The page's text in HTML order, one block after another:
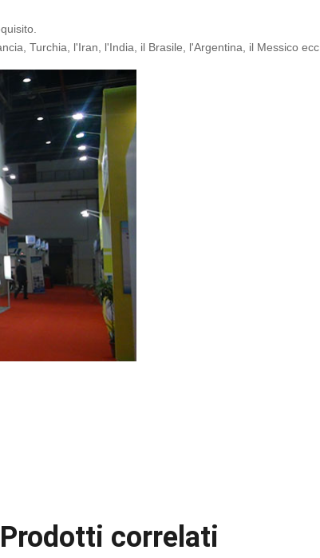
Turchia, l'Iran, l'India, il Brasile, l'Argentina, il Messico ecc.
Prodotti correlati